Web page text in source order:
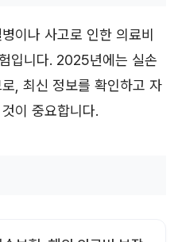
이나 사고로 인한 의료비
입니다. 2025년에는 실손
, 최신 정보를 확인하고 자
이 중요합니다.